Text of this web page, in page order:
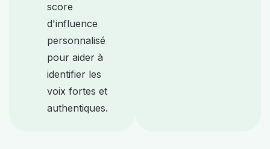
score
d'influence
personnalisé
pour aider à
identifier les
voix fortes et
authentiques.